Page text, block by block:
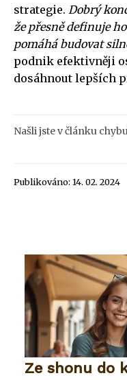
strategie. Dobrý
že přesně definuje
pomáhá budovat
podnik efektivněji
dosáhnout lepších
Našli jste v článku
Publikováno: 14. 02. 2024
Ze shonu do